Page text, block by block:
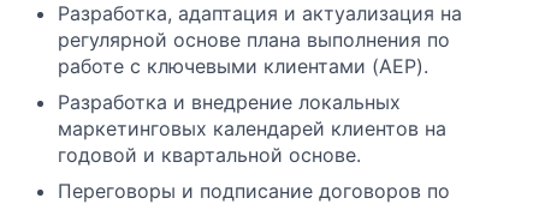
Разработка, адаптация и актуализация на
регулярной основе плана выполнения по
работе с ключевыми клиентами (AEP).
Разработка и внедрение локальных
маркетинговых календарей клиентов на
годовой и квартальной основе.
Переговоры и подписание договоров по